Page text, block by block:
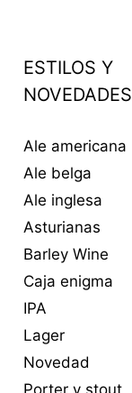
ESTILOS Y
NOVEDADES
Ale americana
Ale belga
Ale inglesa
Asturianas
Barley Wine
Caja enigma
IPA
Lager
Novedad
Porter y stout